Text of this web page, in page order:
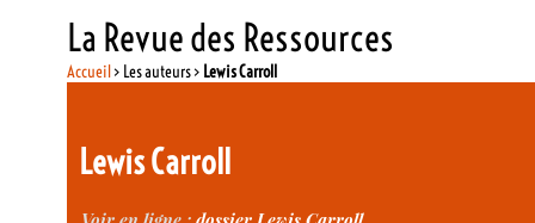
La Revue des Ressources
Accueil> Les auteurs > Lewis Carroll
Lewis Carroll